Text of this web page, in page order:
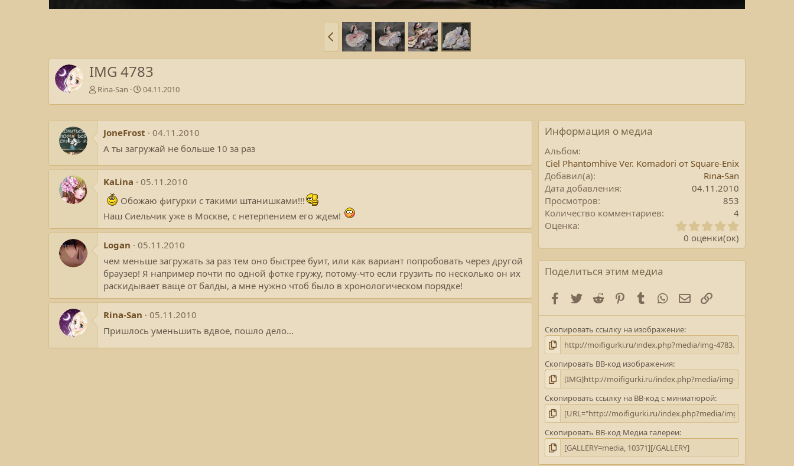
IMG 4783
Rina-San 04.11.2010
JoneFrost
04.11.2010
А ты загружай не больше 10 за раз
KaLina
05.11.2010
Обожаю фигурки с такими штанишками!!!
Наш Сиельчик уже в Москве, с нетерпением его ждем!
Logan
05.11.2010
чем меньше загружать за раз тем оно быстрее буит, или как вариант попробовать через другой
браузер! Я например почти по одной фотке гружу, потому-что если грузить по несколько он их
раскидывает ваще от балды, а мне нужно чтоб было в хронологическом порядке!
Rina-San
05.11.2010
Пришлось уменьшить вдвое, пошло дело...
Информация о медиа
Альбом
Ciel Phantomhive Ver. Komadori от Square-Enix
Добавил(а)
Rina-San
Дата добавления
04.11.2010
Просмотров
853
Количество комментариев
4
Оценка
0
)
0 оценки(ок)
Поделиться этим медиа
Facebook
TwitterReddit PinterestTumblr WhatsApp
E-mailСсылка
Скопировать ссылку на изображение
Скопировать BB-код изображения
Скопировать ссылку на BB-код с миниатюрой
Скопировать BB-код Медиа галереи